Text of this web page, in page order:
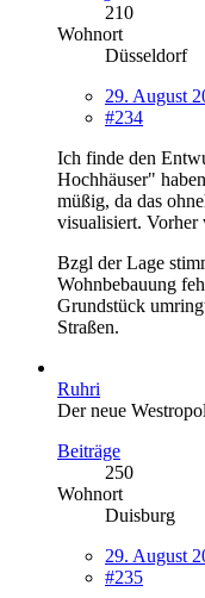
210
Wohnort
Düsseldorf
29. August
#234
Ich finde den
Hochhäuser"
müßig, da das
visualisiert. Vorher
Bzgl der Lage
Wohnbebauung
Grundstück
Straßen.
Ruhri
Der neue
Beiträge
250
Wohnort
Duisburg
29. August
#235